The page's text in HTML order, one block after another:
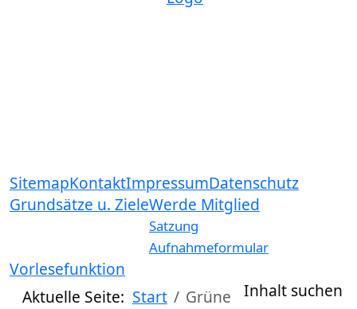
SitemapKontaktImpressumDatenschutz
Grundsätze u. ZieleWerde Mitglied
Satzung
Aufnahmeformular
Vorlesefunktion
Aktuelle Seite: Start Grüne Inhalt suchen